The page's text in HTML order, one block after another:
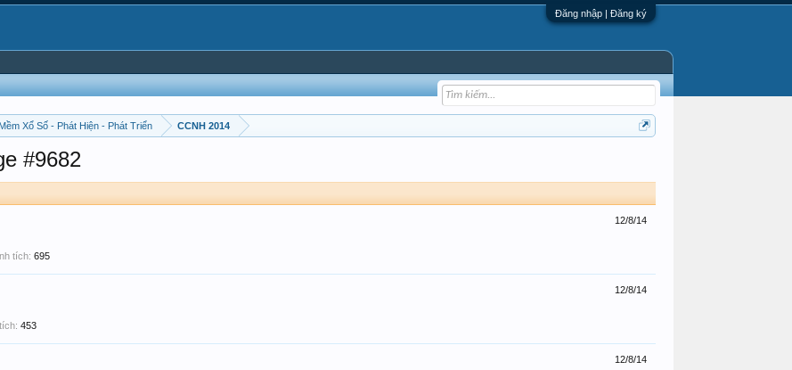
Đăng nhập | Đăng ký
Xổ Số - Phát Hiện - Phát Triển CCNH 2014
#9682
12/8/14
tích: 695
12/8/14
453
12/8/14